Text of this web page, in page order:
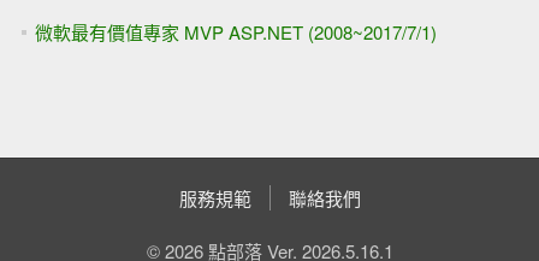
微軟最有價值專家 MVP ASP.NET (2008~2017/7/1)
服務規範 聯絡我們
© 2026 點部落 Ver. 2026.5.16.1